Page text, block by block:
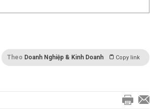
Theo Doanh Nghiệp & Kinh Doanh Copy link